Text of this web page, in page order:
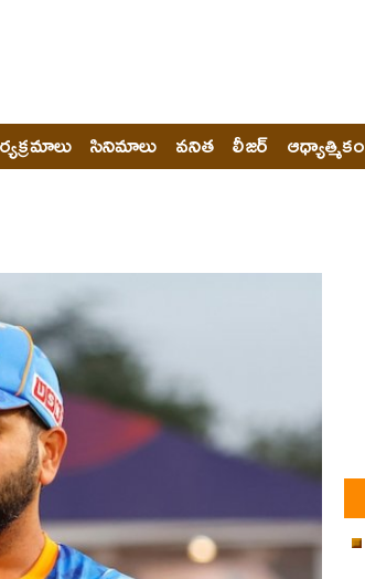
సినిమాలు వనిత లీజర్ ఆధ్యాత్మికం